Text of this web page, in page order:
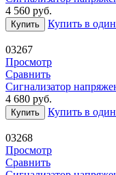
4 560 руб.
Купить Купить в
03267
Просмотр
Сравнить
Сигнализатор
4 680 руб.
Купить Купить в
03268
Просмотр
Сравнить